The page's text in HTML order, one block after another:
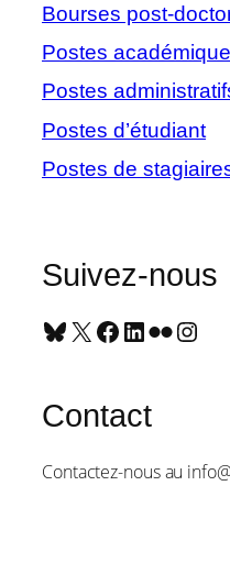
Bourses post-
Postes
Postes
Postes d’étudiant
Postes de
Suivez-nous
Bluesky X Facebook LinkedIn Flickr Instagram
Contact
Contactez-nous au